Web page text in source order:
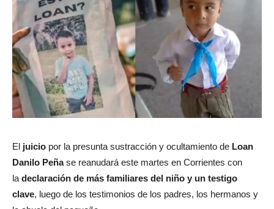
El juicio por la presunta sustracción y ocultamiento de Loan
Danilo Peñase reanudará este martes en Corrientes con
la declaración de más familiares del niño y un testigo
clave, luego de los testimonios de los padres, los hermanos y